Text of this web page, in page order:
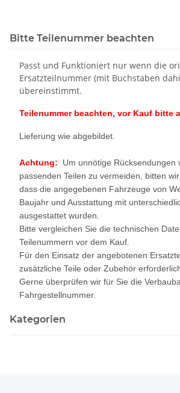
Bitte Teilenummer beachten
Passt und Funktioniert nur wenn die
Ersatzteilnummer (mit Buchstaben
übereinstimmt.
Teilenummer beachten, vor Kauf bitte
Lieferung wie abgebildet.
Achtung: Um unnötige Rücksendungen
passenden Teilen zu vermeiden, bitten
dass die angegebenen Fahrzeuge von
Baujahr und Ausstattung mit
ausgestattet wurden.
Bitte vergleichen Sie die technischen
Teilenummern vor dem Kauf.
Für den Einsatz der angebotenen
zusätzliche Teile oder Zubehör
Gerne überprüfen wir für Sie die
Fahrgestellnummer.
Kategorien